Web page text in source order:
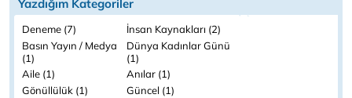
Yazdığım Kategoriler
Deneme (7)
İnsan Kaynakları (2)
Basın Yayın / Medya
(1)
Dünya Kadınlar Günü
(1)
Aile (1)
Anılar (1)
Gönüllülük (1)
Güncel (1)